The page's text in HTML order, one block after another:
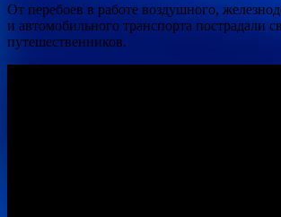
От перебоев в работе воздушного,
и автомобильного транспорта пострадали
путешественников.